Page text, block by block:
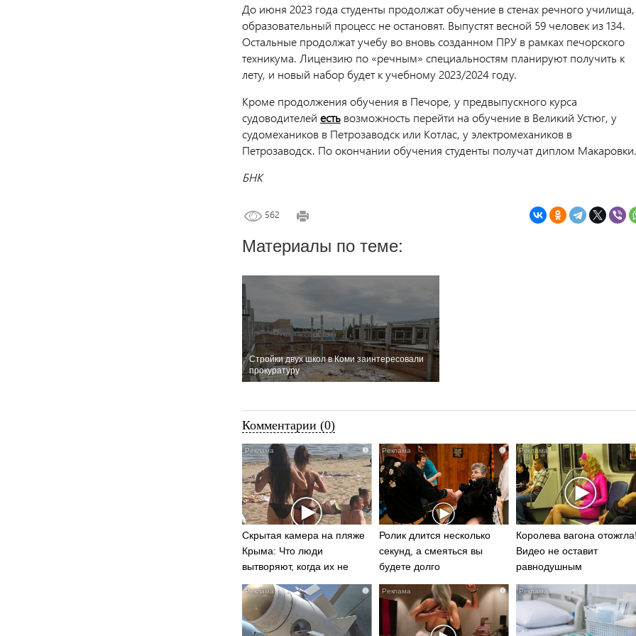
До июня 2023 года студенты продолжат обучение в стенах речного училища,
образовательный процесс не остановят. Выпустят весной 59 человек из 134.
Остальные продолжат учебу во вновь созданном ПРУ в рамках печорского
техникума. Лицензию по «речным» специальностям планируют получить к
лету, и новый набор будет к учебному 2023/2024 году.
Кроме продолжения обучения в Печоре, у предвыпускного курса
судоводителей естьвозможность перейти на обучение в Великий Устюг, у
судомехаников в Петрозаводск или Котлас, у электромехаников в
Петрозаводск. По окончании обучения студенты получат диплом Макаровки.
БНК
562
Материалы по теме:
Стройки двух школ в Коми заинтересовали
прокуратуру
Комментарии (0)
i
Скрытая камера на пляже
Крыма: Что люди
вытворяют, когда их не
видят...
i
Ролик длится несколько
секунд, а смеяться вы
будете долго
Королева вагона
Видео не оставит
равнодушным
i i